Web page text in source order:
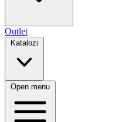
Outlet
Katalozi
Open menu